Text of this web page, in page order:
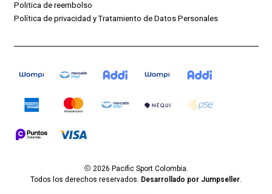
Politica de reembolso
Política de privacidad y Tratamiento de Datos Personales
2026 Pacific Sport Colombia.
Todos los derechos reservados. Desarrollado por Jumpseller.